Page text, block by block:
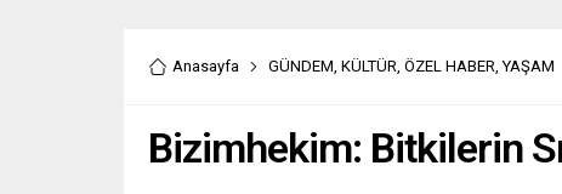
Anasayfa GÜNDEM KÜLTÜR ÖZEL HABER ,YAŞAM
Bizimhekim: Bitkilerin